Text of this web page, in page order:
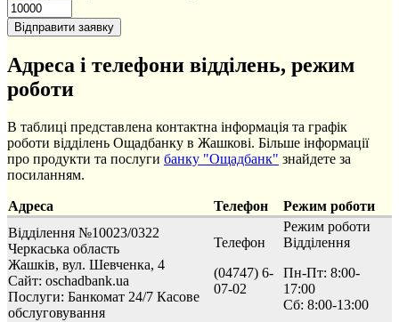
Адреса і телефони відділень, режим
роботи
В таблиці представлена контактна інформація та графік
роботи відділень Ощадбанку в Жашкові. Більше інформації
про продукти та послуги банку "Ощадбанк" знайдете за
посиланням.
Адреса Телефон
Режим роботи
Відділення №10023/0322
Черкаська область
Жашків, вул. Шевченка, 4
Сайт: oschadbank.ua
Послуги: Банкомат 24/7 Касове
обслуговування
Телефон
(04747) 6-
07-02
Режим роботи
Відділення
Пн-Пт: 8:00-
17:00
Сб: 8:00-13:00